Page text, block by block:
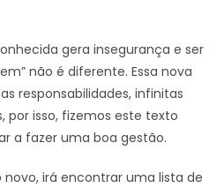
gera insegurança e ser
não é diferente. Essa nova
responsabilidades, infinitas
por isso, fizemos este texto
a fazer uma boa gestão.
novo, irá encontrar uma lista de